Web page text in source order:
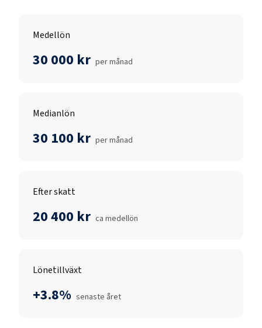
Medellön
30 000 kr per månad
Medianlön
30 100 kr per månad
Efter skatt
20 400 kr ca medellön
Lönetillväxt
+3.8% senaste året